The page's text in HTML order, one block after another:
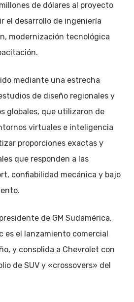
de dólares al proyecto
el desarrollo de ingeniería
modernización tecnológica
mediante una estrecha
de diseño regionales y
globales, que utilizaron de
virtuales e inteligencia
proporciones exactas y
que responden a las
confiabilidad mecánica y bajo
de GM Sudamérica,
es el lanzamiento comercial
y consolida a Chevrolet con
de SUV y «crossovers» del